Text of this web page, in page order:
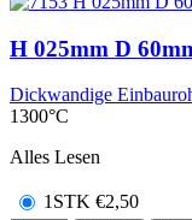
H 025mm D
Dickwandige
1300°C
Alles Lesen
1STK €2,50